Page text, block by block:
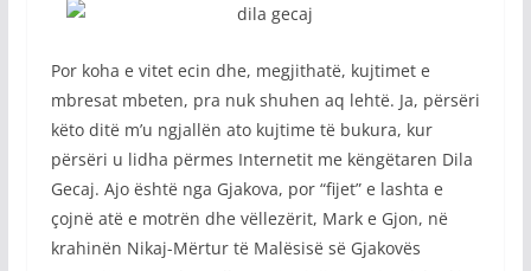
Por koha e vitet ecin dhe, megjithatë, kujtimet e
mbresat mbeten, pra nuk shuhen aq lehtë. Ja, përsëri
këto ditë m’u ngjallën ato kujtime të bukura, kur
përsëri u lidha përmes Internetit me këngëtaren Dila
Gecaj. Ajo është nga Gjakova, por “fijet” e lashta e
çojnë atë e motrën dhe vëllezërit, Mark e Gjon, në
krahinën Nikaj-Mërtur të Malësisë së Gjakovës